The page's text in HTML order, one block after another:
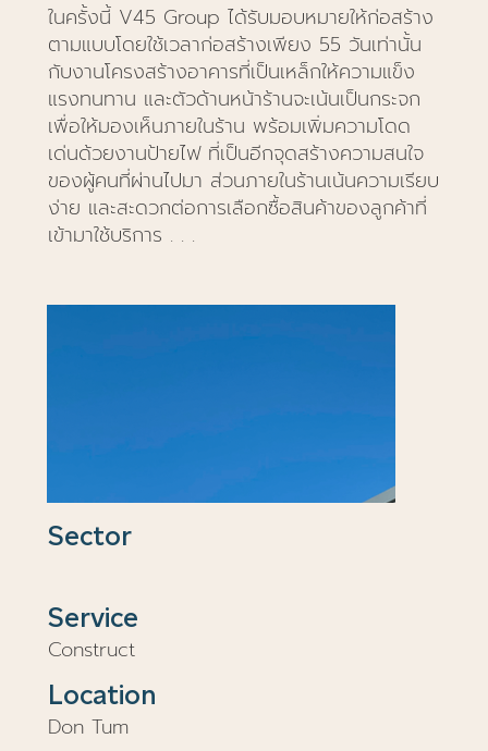
ในครั้งนี้ V45 Group ได้รับมอบหมายให้ก่อสร้าง
ตามแบบโดยใช้เวลาก่อสร้างเพียง 55 วันเท่านั้น
กับงานโครงสร้างอาคารที่เป็นเหล็กให้ความแข็ง
แรงทนทาน และตัวด้านหน้าร้านจะเน้นเป็นกระจก
เพื่อให้มองเห็นภายในร้าน พร้อมเพิ่มความโดด
เด่นด้วยงานป้ายไฟ ที่เป็นอีกจุดสร้างความสนใจ
ของผู้คนที่ผ่านไปมา ส่วนภายในร้านเน้นความเรียบ
ง่าย และสะดวกต่อการเลือกซื้อสินค้าของลูกค้าที่
เข้ามาใช้บริการ . . .
Sector
Service
Construct
Location
Don Tum